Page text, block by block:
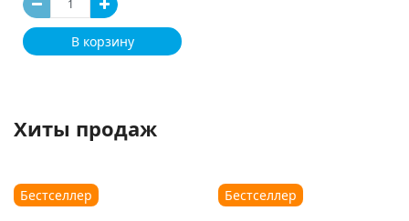
В корзину
Хиты продаж
Бестселлер Бестселлер